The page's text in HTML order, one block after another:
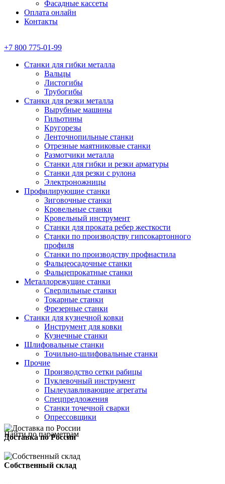
Фасадные кассеты
Оплата онлайн
Контакты
+7 800 775-01-99
Станки для гибки металла
Вальцы
Листогибы
Трубогибы
Станки для резки металла
Вырубные машины
Гильотины
Кругорезы
Ленточнопильные станки
Отрезные маятниковые станки
Размотчики металла
Станки для гибки и резки арматуры
Станки для резки с рулона
Электроножницы
Профилирующие станки
Зиговочные станки
Кровельные станки
Кровельный инструмент
Станки для проката ребер жесткости
Станки по производству гипсокартонного
профиля
Станки по производству профнастила
Фальцеосадочные станки
Фальцепрокатные станки
Металлорежущие станки
Сверлильные станки
Токарные станки
Фрезерные станки
Станки для кузнечной ковки
Инструмент для ковки
Кузнечные станки
Шлифовальные станки
Точильно-шлифовальные станки
Прочие
Производство сетки рабицы
Пуклевочный инструмент
Пылеулавливающие агрегаты
Спецпредложения
Станки точечной сварки
Опрессовщики
Найти по параметрам
Доставка по России
Собственный склад